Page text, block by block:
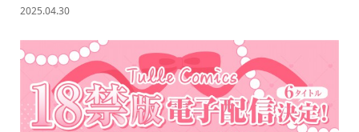
2025.04.30